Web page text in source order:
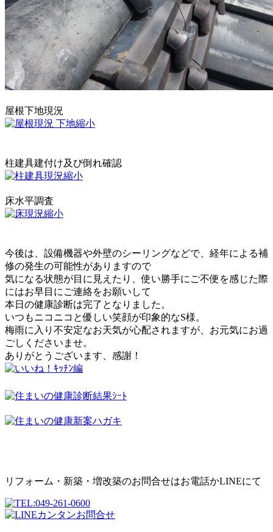
屋根下地現況
柱建具建付け及び倒れ確認
床水平調査
今後は、設備機器や外壁のシーリングなどで、経年による補
修の発生の可能性がありますので
気になる状態が目に見えたり、使い勝手にご不便を感じた際
にはお早目にご連絡をお願いして
本日の健康診断は完了となりました。
いつもニコニコと優しい笑顔が印象的なS様。
梅雨に入り不安定なお天気が心配されますが、お元気にお過
ごしくださいませ。
ありがとうございます、感謝！
リフォーム・新築・増改築のお問合せはお電話かLINEにて